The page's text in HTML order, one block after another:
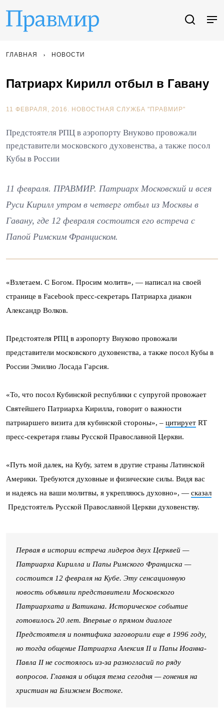
ГЛАВНАЯ НОВОСТИ
Патриарх Кирилл отбыл в Гавану
11 ФЕВРАЛЯ, 2016. НОВОСТНАЯ СЛУЖБА "ПРАВМИР"
Предстоятеля РПЦ в аэропорту Внуково провожали
представители московского духовенства, а также посол
Кубы в России
11 февраля. ПРАВМИР. Патриарх Московский и всея
Руси Кирилл утром в четверг отбыл из Москвы в
Гавану, где 12 февраля состоится его встреча с
Папой Римским Франциском.
«Взлетаем. С Богом. Просим молитв», — написал на своей
странице в Facebook пресс-секретарь Патриарха диакон
Александр Волков.
Предстоятеля РПЦ в аэропорту Внуково провожали
представители московского духовенства, а также посол Кубы в
России Эмилио Лосада Гарсия.
«То, что посол Кубинской республики с супругой провожает
Святейшего Патриарха Кирилла, говорит о важности
патриаршего визита для кубинской стороны», – цитирует RT
пресс-секретаря главы Русской Православной Церкви.
«Путь мой далек, на Кубу, затем в другие страны Латинской
Америки. Требуются духовные и физические силы. Видя вас
и надеясь на ваши молитвы, я укрепляюсь духовно», — сказал
Предстоятель Русской Православной Церкви духовенству.
Первая в истории встреча лидеров двух Церквей —
Патриарха Кирилла и Папы Римского Франциска —
состоится 12 февраля на Кубе. Эту сенсационную
новость объявили представители Московского
Патриархата и Ватикана. Историческое событие
готовилось 20 лет. Впервые о прямом диалоге
Предстоятеля и понтифика заговорили еще в 1996 году,
но тогда общение Патриарха Алексия II и Папы Иоанна-
Павла II не состоялось из-за разногласий по ряду
вопросов. Главная и общая тема сегодня — гонения на
христиан на Ближнем Востоке.